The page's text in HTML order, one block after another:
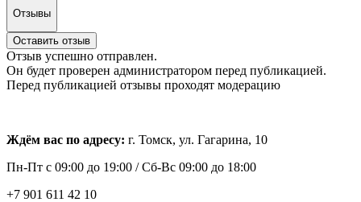
Отзывы
Оставить отзыв
Отзыв успешно отправлен.
Он будет проверен администратором перед публикацией.
Перед публикацией отзывы проходят модерацию
Ждём вас по адресу: г. Томск, ул. Гагарина, 10
Пн-Пт с 09:00 до 19:00 /Сб-Вс 09:00 до 18:00
+7 901 611 42 10